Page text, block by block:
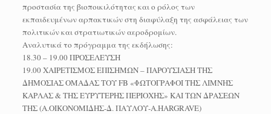
προστασία της βιοποικιλότητας και ο ρόλος των
εκπαιδευμένων αρπακτικών στη διαφύλαξη της ασφάλειας των
πολιτικών και στρατιωτικών αεροδρομίων.
Αναλυτικά το πρόγραμμα της εκδήλωσης:
18.30 – 19.00 ΠΡΟΣΕΛΕΥΣΗ
19.00 ΧΑΙΡΕΤΙΣΜΟΣ ΕΠΙΣΗΜΩΝ – ΠΑΡΟΥΣΙΑΣΗ ΤΗΣ
ΔΗΜΟΣΙΑΣ ΟΜΑΔΑΣ ΤΟΥ FB «ΦΩΤΟΓΡΑΦΟΙ ΤΗΣ ΛΙΜΝΗΣ
ΚΑΡΛΑΣ & ΤΗΣ ΕΥΡΥΤΕΡΗΣ ΠΕΡΙΟΧΗΣ» KAI TΩΝ ΔΡΑΣΕΩΝ
ΤΗΣ (Α.ΟΙΚΟΝΟΜΙΔΗΣ-Δ. ΠΑΥΛΟΥ-Α.HARGRAVE)